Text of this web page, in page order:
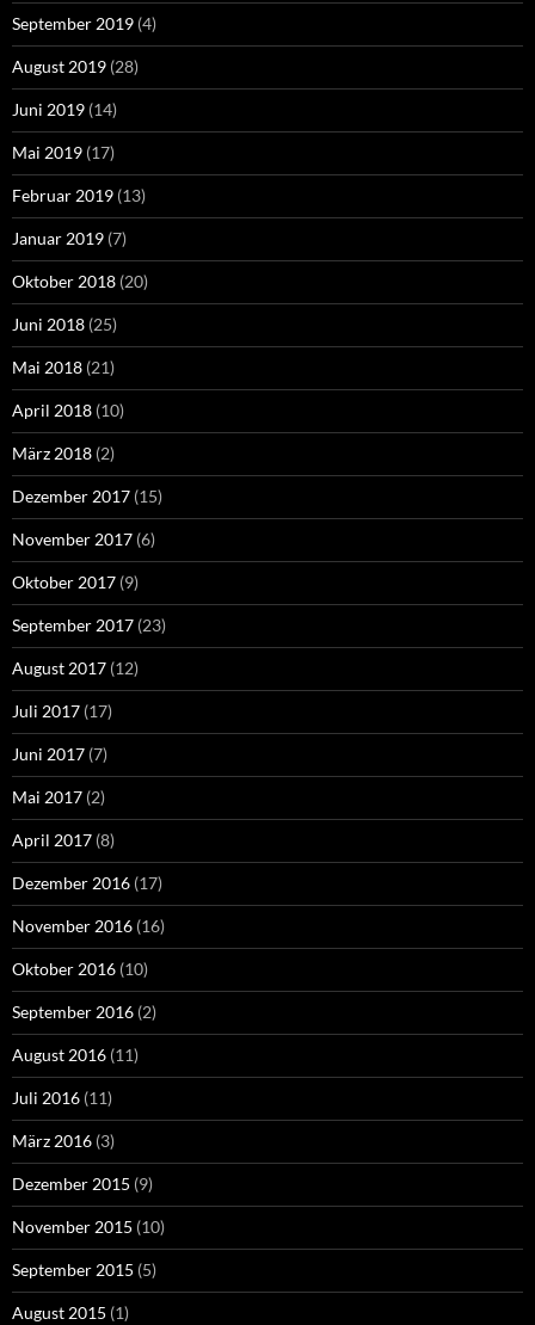
September 2019 (4)
August 2019 (28)
Juni 2019 (14)
Mai 2019 (17)
Februar 2019 (13)
Januar 2019 (7)
Oktober 2018 (20)
Juni 2018 (25)
Mai 2018 (21)
April 2018 (10)
März 2018 (2)
Dezember 2017 (15)
November 2017 (6)
Oktober 2017 (9)
September 2017 (23)
August 2017 (12)
Juli 2017 (17)
Juni 2017 (7)
Mai 2017 (2)
April 2017 (8)
Dezember 2016 (17)
November 2016 (16)
Oktober 2016 (10)
September 2016 (2)
August 2016 (11)
Juli 2016 (11)
März 2016 (3)
Dezember 2015 (9)
November 2015 (10)
September 2015 (5)
August 2015 (1)